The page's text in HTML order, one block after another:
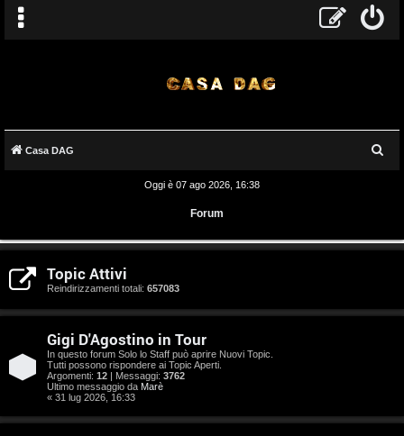
A
r
g
o
m
e
Casa DAG
Oggi è 07 ago 2026, 16:38
Forum
Topic Attivi
Reindirizzamenti totali: 657083
Gigi D'Agostino in Tour
In questo forum Solo lo Staff può aprire Nuovi Topic.
Tutti possono rispondere ai Topic Aperti.
Argomenti: 12 | Messaggi: 3762
Ultimo messaggio da Marè
« 31 lug 2026, 16:33